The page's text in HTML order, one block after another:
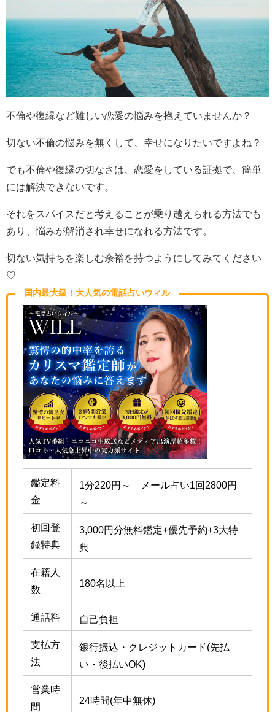
不倫や復縁など難しい恋愛の悩みを抱えていませんか？
切ない不倫の悩みを無くして、幸せになりたいですよね？
でも不倫や復縁の切なさは、恋愛をしている証拠で、簡単
には解決できないです。
それをスパイスだと考えることが乗り越えられる方法でも
あり、悩みが解消され幸せになれる方法です。
切ない気持ちを楽しむ余裕を持つようにしてみてください
♡
国内最大級！大人気の電話占いウィル
鑑定料
金
1分220円～ メール占い1回2800円
～
初回登
録特典
3,000円分無料鑑定+優先予約+3大特
典
在籍人
数
180名以上
通話料 自己負担
支払方
法
銀行振込・クレジットカード(先払
い・後払いOK)
営業時
間
24時間(年中無休)